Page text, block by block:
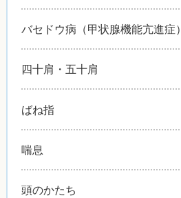
バセドウ病（甲状腺機能亢進症）
四十肩・五十肩
ばね指
喘息
頭のかたち